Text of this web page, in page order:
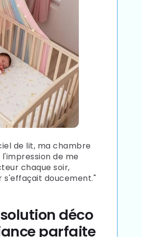
de lit, ma chambre
de me
chaque soir,
s'effaçait doucement."
déco
parfaite